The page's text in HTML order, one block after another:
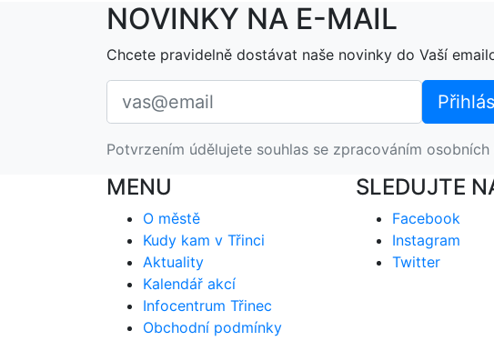
NOVINKY NA E-MAIL
Chcete pravidelně dostávat naše novinky do Vaší
Potvrzením údělujete souhlas se zpracováním osobních
MENU
O městě
Kudy kam v Třinci
Aktuality
Kalendář akcí
Infocentrum Třinec
Obchodní podmínky
SLEDUJTE
Facebook
Instagram
Twitter